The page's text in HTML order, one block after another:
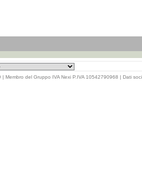
Membro del Gruppo IVA Nexi P.IVA 10542790968 | Dati